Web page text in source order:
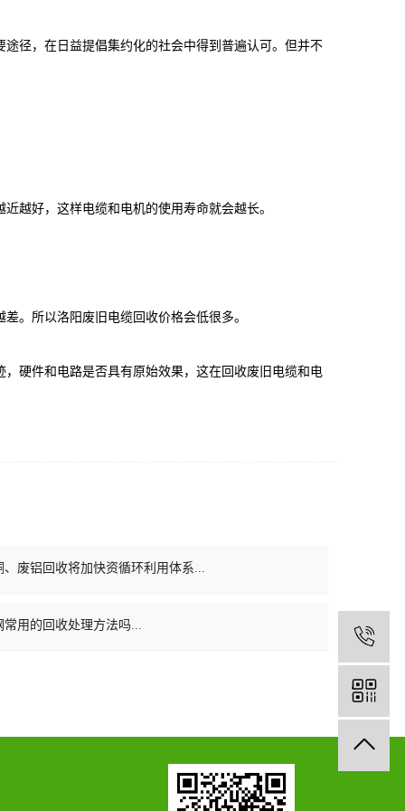
，在日益提倡集约化的社会中得到普遍认可。但并不
好，这样电缆和电机的使用寿命就会越长。
所以洛阳废旧电缆回收价格会低很多。
件和电路是否具有原始效果，这在回收废旧电缆和电
、废铝回收将加快资循环利用体系...
常用的回收处理方法吗...